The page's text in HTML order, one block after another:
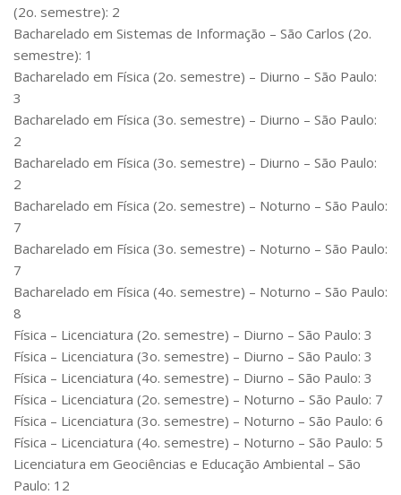
(2o. semestre): 2
Bacharelado em Sistemas de Informação – São Carlos (2o.
semestre): 1
Bacharelado em Física (2o. semestre) – Diurno – São Paulo:
3
Bacharelado em Física (3o. semestre) – Diurno – São Paulo:
2
Bacharelado em Física (3o. semestre) – Diurno – São Paulo:
2
Bacharelado em Física (2o. semestre) – Noturno – São Paulo:
7
Bacharelado em Física (3o. semestre) – Noturno – São Paulo:
7
Bacharelado em Física (4o. semestre) – Noturno – São Paulo:
8
Física – Licenciatura (2o. semestre) – Diurno – São Paulo: 3
Física – Licenciatura (3o. semestre) – Diurno – São Paulo: 3
Física – Licenciatura (4o. semestre) – Diurno – São Paulo: 3
Física – Licenciatura (2o. semestre) – Noturno – São Paulo: 7
Física – Licenciatura (3o. semestre) – Noturno – São Paulo: 6
Física – Licenciatura (4o. semestre) – Noturno – São Paulo: 5
Licenciatura em Geociências e Educação Ambiental – São
Paulo: 12